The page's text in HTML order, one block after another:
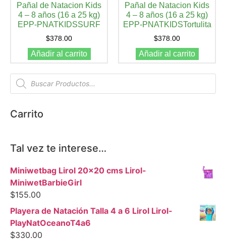
Pañal de Natacion Kids
4 – 8 años (16 a 25 kg)
EPP-PNATKIDSSURF
$378.00
Añadir al carrito
Pañal de Natacion Kids
4 – 8 años (16 a 25 kg)
EPP-PNATKIDSTortulita
$378.00
Añadir al carrito
Carrito
Tal vez te interese…
Miniwetbag Lirol 20x20 cms Lirol-
MiniwetBarbieGirl
$155.00
Playera de Natación Talla 4 a 6 Lirol Lirol-
PlayNatOceanoT4a6
$330.00